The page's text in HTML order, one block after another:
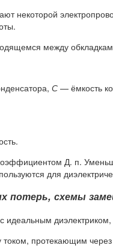
некоторой
между
С — ёмкость
Д. п.
для
потерь, схемы
протекающим